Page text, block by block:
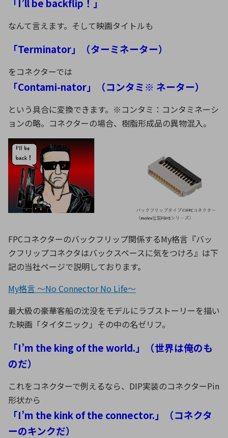
環境構築・開発システム
半導体・電子部品小ロット
「I’ll be backflip！」
なんて言えます。そして映画タイトルも
「Terminator」（ターミネーター）
をコネクターでは
「Contami-nator」（コンタミ※ ネーター）
という具合に変換できます。※コンタミ：コンタミネーシ
ョンの略。コネクターの場合、樹脂形成品の異物混入。
FPCコネクターのバックフリップ関係するMy格言『バッ
クフリップコネクタはバックスペースに気をつけろ』は下
記の当社ページで説明しております。
My格言 ～No Connector No Life～
最大級の豪華客船の沈没をモデルにラブストーリーを描い
た映画「タイタニック」その中の名ゼリフ。
「I’m the king of the world.」（世界は俺のも
のだ）
これをコネクターで例えるなら、DIP実装のコネクターPin
形状から
「I’m the kink of the connector.」（コネクタ
ーのキンクだ）